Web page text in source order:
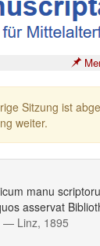
Sitzung ist
weiter.
manu
asservat
— Linz, 1895